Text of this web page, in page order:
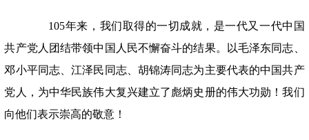
105年来，我们取得的一切成就，是一代又一代中国
共产党人团结带领中国人民不懈奋斗的结果。以毛泽东同志、
邓小平同志、江泽民同志、胡锦涛同志为主要代表的中国共产
党人，为中华民族伟大复兴建立了彪炳史册的伟大功勋！我们
向他们表示崇高的敬意！